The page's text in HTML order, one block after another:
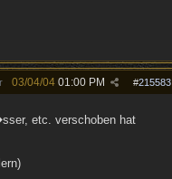
#215583
03/04/04 01:00 PM
etc. verschoben hat